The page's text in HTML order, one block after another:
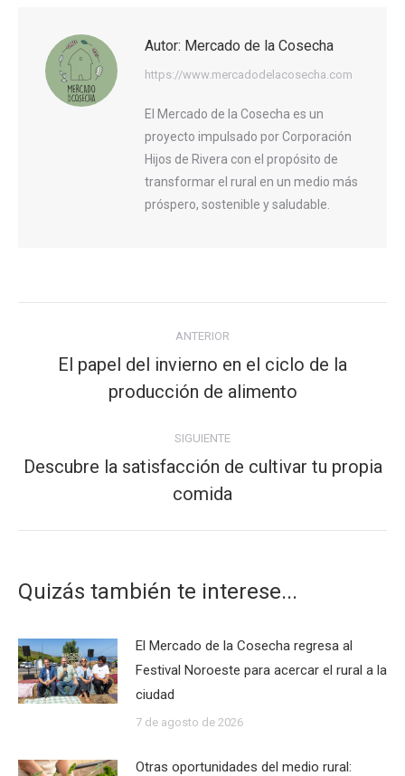
Autor: Mercado de la Cosecha
https://www.mercadodelacosecha.com
El Mercado de la Cosecha es un
proyecto impulsado por Corporación
Hijos de Rivera con el propósito de
transformar el rural en un medio más
próspero, sostenible y saludable.
publicaciones
ANTERIOR
Publicación
anterior:
El papel del invierno en el ciclo de la
producción de alimento
SIGUIENTE
Publicación
siguiente:
Descubre la satisfacción de cultivar tu propia
comida
Quizás también te interese...
El Mercado de la Cosecha regresa al
Festival Noroeste para acercar el rural a la
ciudad
7 de agosto de 2026
Otras oportunidades del medio rural: